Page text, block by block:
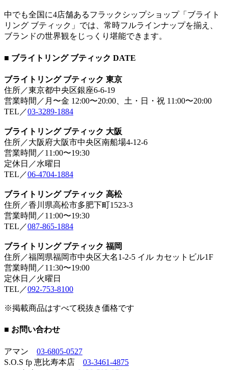
中でも全国に4店舗あるフラックシップショップ「ブライト
リング ブティック」では、常時フルラインナップを揃え、
ブランドの世界観をじっくり堪能できます。
■ ブライトリング ブティック DATE
ブライトリング ブティック 東京
住所／東京都中央区銀座6-6-19
営業時間／月〜金 12:00〜20:00、土・日・祝 11:00〜20:00
TEL／03-3289-1884
ブライトリング ブティック 大阪
住所／大阪府大阪市中央区南船場4-12-6
営業時間／11:00〜19:30
定休日／水曜日
TEL／06-4704-1884
ブライトリング ブティック 高松
住所／香川県高松市多肥下町1523-3
営業時間／11:00〜19:30
TEL／087-865-1884
ブライトリング ブティック 福岡
住所／福岡県福岡市中央区大名1-2-5 イル カセットビル1F
営業時間／11:30〜19:00
定休日／火曜日
TEL／092-753-8100
※掲載商品はすべて税抜き価格です
■ お問い合わせ
アマン 03-6805-0527
S.O.S fp 恵比寿本店 03-3461-4875